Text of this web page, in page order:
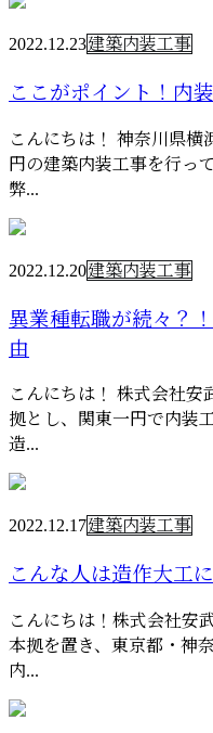
2022.12.23建築内装工事
ここがポイント！内
こんにちは！ 神奈川県
円の建築内装工事を行っ
弊...
2022.12.20建築内装工事
異業種転職が続々？
由
こんにちは！ 株式会社安
拠とし、関東一円で内装
造...
2022.12.17建築内装工事
こんな人は造作大工
こんにちは！株式会社安
本拠を置き、東京都・神
内...